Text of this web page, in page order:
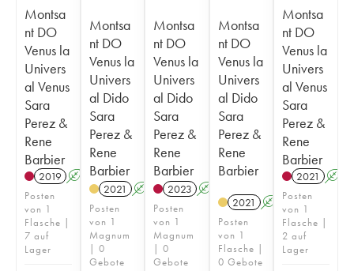
Montsa
nt DO
Venus la
Univers
al Venus
Sara
Perez &
Rene
Barbier
2019 A K
Posten
von 1
Flasche |
7 auf
Lager
Montsa
nt DO
Venus la
Univers
al Dido
Sara
Perez &
Rene
Barbier
2021 A K
Posten
von 1
Magnum
| 0
Gebote
Montsa
nt DO
Venus la
Univers
al Dido
Sara
Perez &
Rene
Barbier
2023 A
Posten
von 1
Magnum
| 0
Gebote
Montsa
nt DO
Venus la
Univers
al Dido
Sara
Perez &
Rene
Barbier
2021 A K
Posten
von 1
Flasche |
0 Gebote
Montsa
nt DO
Venus la
Univers
al Venus
Sara
Perez &
Rene
Barbier
2021 A
Posten
von 1
Flasche |
2 auf
Lager